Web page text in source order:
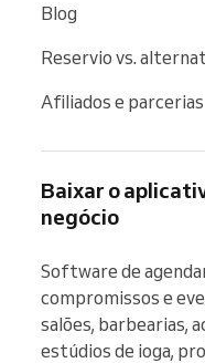
Blog
Reservio vs.
Afiliados e parcerias
Baixar o
negócio
Software de
compromissos e
salões, barbearias,
estúdios de ioga,